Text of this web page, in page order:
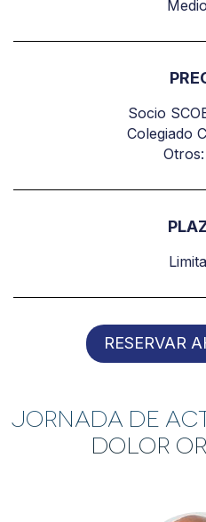
Socio
Colegiado
RESERVAR
Jornada de
Dolor